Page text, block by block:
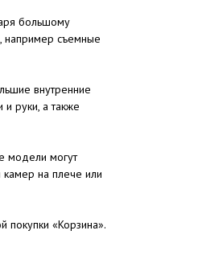
большому
например съемные
внутренние
и руки, а также
модели могут
на плече или
покупки «Корзина».